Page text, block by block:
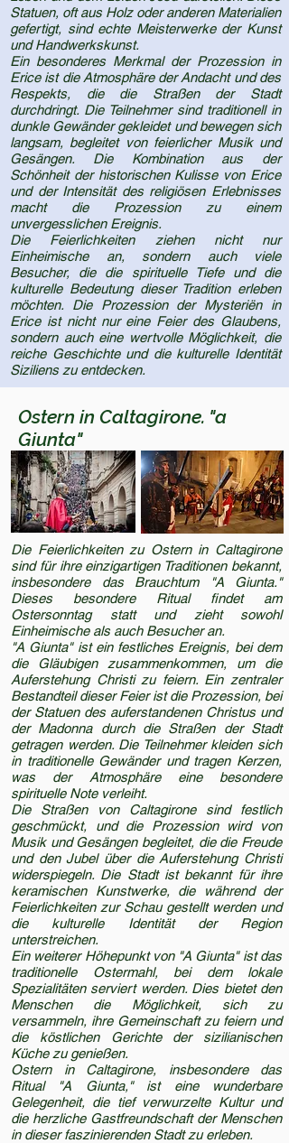
Statuen, oft aus Holz oder anderen Materialien
gefertigt, sind echte Meisterwerke der Kunst
und Handwerkskunst.
Ein besonderes Merkmal der Prozession in
Erice ist die Atmosphäre der Andacht und des
Respekts, die die Straßen der Stadt
durchdringt. Die Teilnehmer sind traditionell in
dunkle Gewänder gekleidet und bewegen sich
langsam, begleitet von feierlicher Musik und
Gesängen. Die Kombination aus der
Schönheit der historischen Kulisse von Erice
und der Intensität des religiösen Erlebnisses
macht die Prozession zu einem
unvergesslichen Ereignis.
Die Feierlichkeiten ziehen nicht nur
Einheimische an, sondern auch viele
Besucher, die die spirituelle Tiefe und die
kulturelle Bedeutung dieser Tradition erleben
möchten. Die Prozession der Mysteriën in
Erice ist nicht nur eine Feier des Glaubens,
sondern auch eine wertvolle Möglichkeit, die
reiche Geschichte und die kulturelle Identität
Siziliens zu entdecken.
Ostern in Caltagirone. "a
Giunta"
Die Feierlichkeiten zu Ostern in Caltagirone
sind für ihre einzigartigen Traditionen bekannt,
insbesondere das Brauchtum "A Giunta."
Dieses besondere Ritual findet am
Ostersonntag statt und zieht sowohl
Einheimische als auch Besucher an.
"A Giunta" ist ein festliches Ereignis, bei dem
die Gläubigen zusammenkommen, um die
Auferstehung Christi zu feiern. Ein zentraler
Bestandteil dieser Feier ist die Prozession, bei
der Statuen des auferstandenen Christus und
der Madonna durch die Straßen der Stadt
getragen werden. Die Teilnehmer kleiden sich
in traditionelle Gewänder und tragen Kerzen,
was der Atmosphäre eine besondere
spirituelle Note verleiht.
Die Straßen von Caltagirone sind festlich
geschmückt, und die Prozession wird von
Musik und Gesängen begleitet, die die Freude
und den Jubel über die Auferstehung Christi
widerspiegeln. Die Stadt ist bekannt für ihre
keramischen Kunstwerke, die während der
Feierlichkeiten zur Schau gestellt werden und
die kulturelle Identität der Region
unterstreichen.
Ein weiterer Höhepunkt von "A Giunta" ist das
traditionelle Ostermahl, bei dem lokale
Spezialitäten serviert werden. Dies bietet den
Menschen die Möglichkeit, sich zu
versammeln, ihre Gemeinschaft zu feiern und
die köstlichen Gerichte der sizilianischen
Küche zu genießen.
Ostern in Caltagirone, insbesondere das
Ritual "A Giunta," ist eine wunderbare
Gelegenheit, die tief verwurzelte Kultur und
die herzliche Gastfreundschaft der Menschen
in dieser faszinierenden Stadt zu erleben.